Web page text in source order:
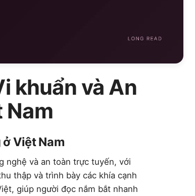
khuẩn và An
Việt Nam
nghệ và an toàn trực tuyến, với
thập và trình bày các khía cạnh
giúp người đọc nắm bắt nhanh